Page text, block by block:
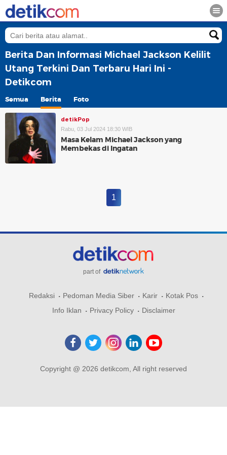
Berita Dan Informasi Michael Jackson Kelilit
Utang Terkini Dan Terbaru Hari Ini -
Detikcom
Semua Berita Foto
detikPop
Rabu, 03 Jul 2024 18:30 WIB
Masa Kelam Michael Jackson yang
Membekas di Ingatan
1
part of
Redaksi Pedoman Media Siber Karir
Kotak Pos
Info Iklan
Privacy Policy Disclaimer
Copyright @ 2026 detikcom, All right reserved